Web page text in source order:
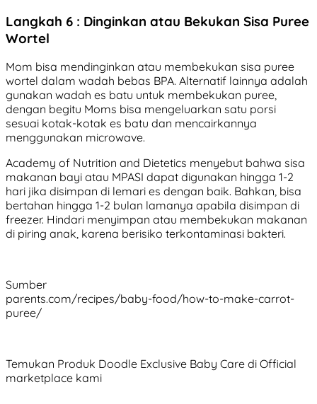
Langkah 6 : Dinginkan atau Bekukan Sisa Puree
Wortel
Mom bisa mendinginkan atau membekukan sisa puree
wortel dalam wadah bebas BPA. Alternatif lainnya adalah
gunakan wadah es batu untuk membekukan puree,
dengan begitu Moms bisa mengeluarkan satu porsi
sesuai kotak-kotak es batu dan mencairkannya
menggunakan microwave.
Academy of Nutrition and Dietetics menyebut bahwa sisa
makanan bayi atau MPASI dapat digunakan hingga 1-2
hari jika disimpan di lemari es dengan baik. Bahkan, bisa
bertahan hingga 1-2 bulan lamanya apabila disimpan di
freezer. Hindari menyimpan atau membekukan makanan
di piring anak, karena berisiko terkontaminasi bakteri.
Sumber
parents.com/recipes/baby-food/how-to-make-carrot-
puree/
Temukan Produk Doodle Exclusive Baby Care di Official
marketplace kami